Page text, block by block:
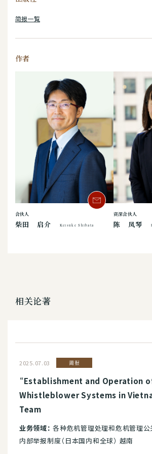
简报一覧
作者
合伙人
柴田 启介 Keisuke Shibata
资深合伙人
陈 凤琴
相关论著
2025.07.03 简报
“Establishment and Operation
Whistleblower Systems in
Team
业务领域： 各种危机管理处理和危机管理
内部举报制度（日本国内和全球） 越南